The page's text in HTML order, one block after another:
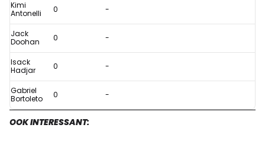
Kimi
Antonelli
0 -
Jack
Doohan
0 -
Isack
Hadjar
0 -
Gabriel
Bortoleto
0 -
OOK INTERESSANT: